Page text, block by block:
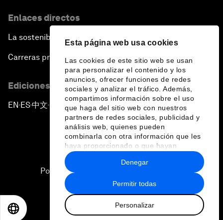
Esta página web usa cookies
Las cookies de este sitio web se usan
para personalizar el contenido y los
anuncios, ofrecer funciones de redes
sociales y analizar el tráfico. Además,
compartimos información sobre el uso
que haga del sitio web con nuestros
partners de redes sociales, publicidad y
análisis web, quienes pueden
combinarla con otra información que les
haya proporcionado o que hayan
recopilado a partir del uso que haya
hecho de sus servicios.
Permitir todas
Personalizar
Denegar
Enlaces directos
La sostenibilidad en el Foro
Carreras profesionales
Ediciones en otros idiomas
EN ▪ ES▪中文▪ 日本語
Política de privacidad y normas de uso
2026 Foro Económico Mundial